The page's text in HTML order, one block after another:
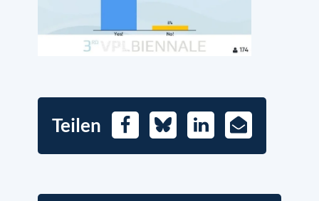
Teilen FacebookBlueskyLinkedIn
E-
Mail